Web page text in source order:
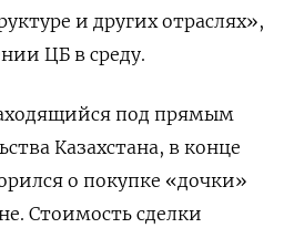
и других отраслях»,
ЦБ в среду.
под прямым
Казахстана, в конце
о покупке «дочки»
Стоимость сделки